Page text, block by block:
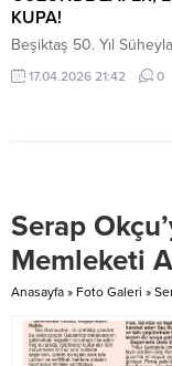
KUPA!
​Beşiktaş 50. Yıl
İlkokulu öğrencisi 10
Pars Gözlüklü, satranç
yetenek, dijital
kıskacındaki yaşıtlarına
zeka” dolu muazzam
teşkil ediyor.
17.04.2026 21:42 0
Serap
Memleketi
Anasayfa » Foto Galeri »